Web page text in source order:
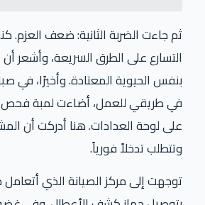
ثم جاءت الضربة الثانية: ضعف
التسارع على الطرق السريعة، وأشعر
بنفس الحيوية المعتادة. وأخيرًا، في
في طريقي للعمل، أضاءت لمبة فحص
على لوحة العدادات. هنا أدركت أن
وتتطلب تدخلاً فورياً.
توجهت إلى مركز الصيانة الذي